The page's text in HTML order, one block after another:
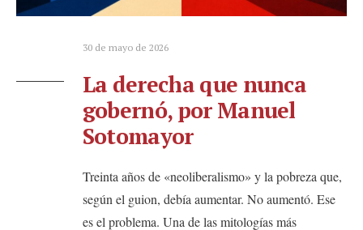
30 de mayo de 2026
La derecha que nunca
gobernó, por Manuel
Sotomayor
Treinta años de «neoliberalismo» y la pobreza que,
según el guion, debía aumentar. No aumentó. Ese
es el problema. Una de las mitologías más